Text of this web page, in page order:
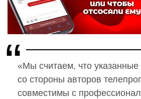
«Мы считаем, что
со стороны авторов
совместимы с